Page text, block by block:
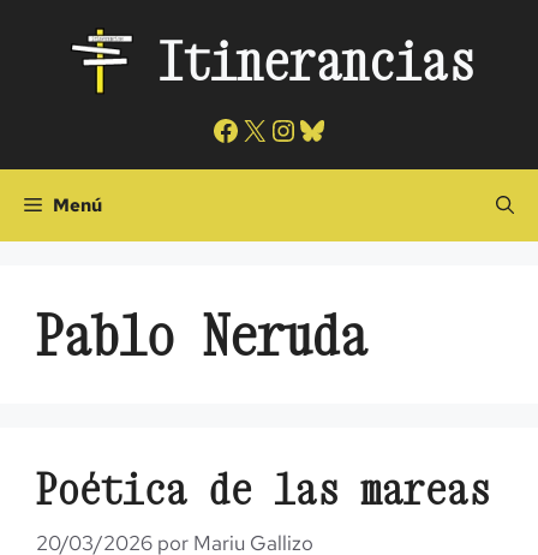
contenido
Itinerancias
Facebook
X Instagram
Bluesky
Menú
Pablo Neruda
Poética de las mareas
20/03/2026 por Mariu Gallizo